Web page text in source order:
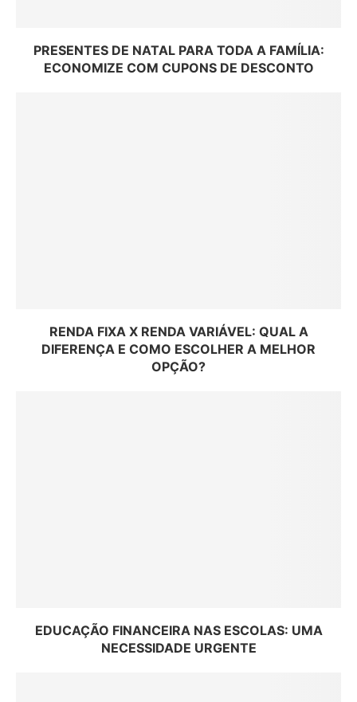
PRESENTES DE NATAL PARA TODA A FAMÍLIA:
ECONOMIZE COM CUPONS DE DESCONTO
RENDA FIXA X RENDA VARIÁVEL: QUAL A
DIFERENÇA E COMO ESCOLHER A MELHOR
OPÇÃO?
EDUCAÇÃO FINANCEIRA NAS ESCOLAS: UMA
NECESSIDADE URGENTE